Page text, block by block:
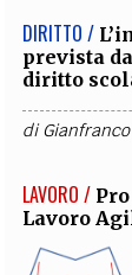
DIRITTO /
prevista
diritto
di
LAVORO /
Lavoro